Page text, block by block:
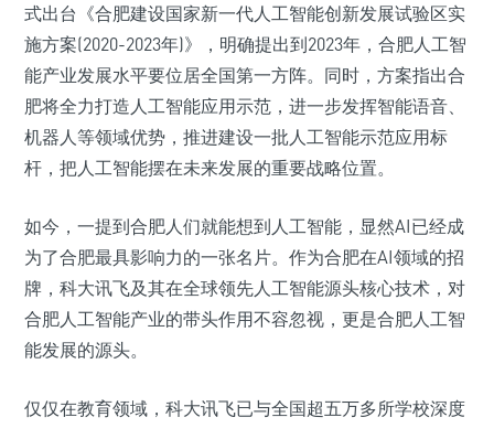
式出台《合肥建设国家新一代人工智能创新发展试验区实
施方案(2020-2023年)》，明确提出到2023年，合肥人工智
能产业发展水平要位居全国第一方阵。同时，方案指出合
肥将全力打造人工智能应用示范，进一步发挥智能语音、
机器人等领域优势，推进建设一批人工智能示范应用标
杆，把人工智能摆在未来发展的重要战略位置。
如今，一提到合肥人们就能想到人工智能，显然AI已经成
为了合肥最具影响力的一张名片。作为合肥在AI领域的招
牌，科大讯飞及其在全球领先人工智能源头核心技术，对
合肥人工智能产业的带头作用不容忽视，更是合肥人工智
能发展的源头。
仅仅在教育领域，科大讯飞已与全国超五万多所学校深度